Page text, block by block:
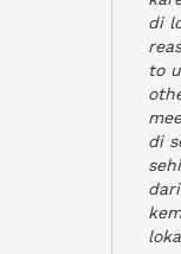
di
to
di